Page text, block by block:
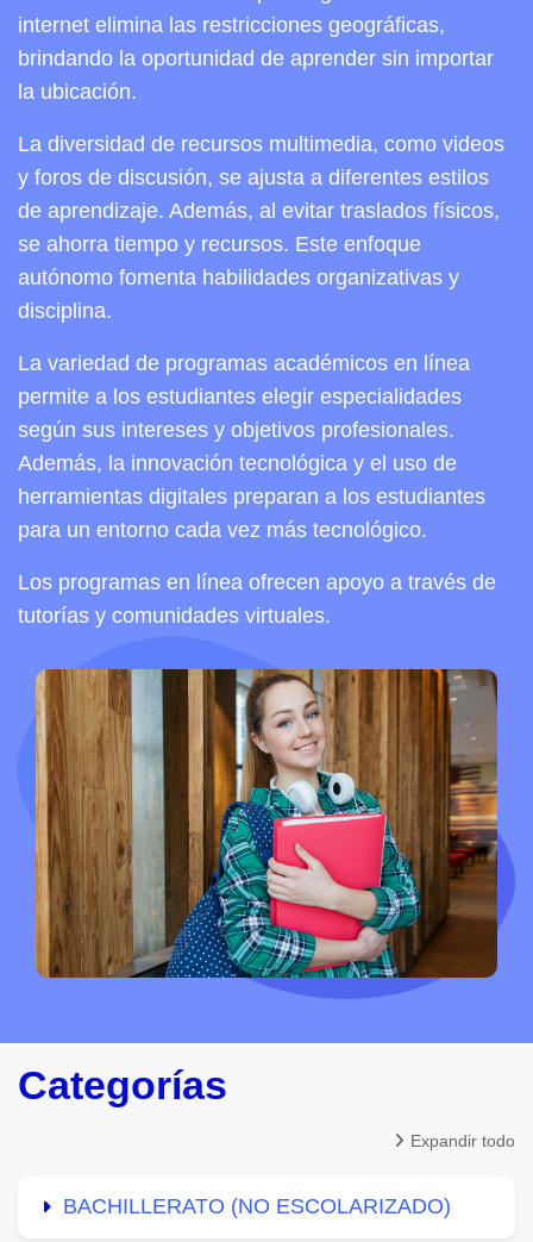
internet elimina las restricciones geográficas,
brindando la oportunidad de aprender sin importar
la ubicación.
La diversidad de recursos multimedia, como videos
y foros de discusión, se ajusta a diferentes estilos
de aprendizaje. Además, al evitar traslados físicos,
se ahorra tiempo y recursos. Este enfoque
autónomo fomenta habilidades organizativas y
disciplina.
La variedad de programas académicos en línea
permite a los estudiantes elegir especialidades
según sus intereses y objetivos profesionales.
Además, la innovación tecnológica y el uso de
herramientas digitales preparan a los estudiantes
para un entorno cada vez más tecnológico.
Los programas en línea ofrecen apoyo a través de
tutorías y comunidades virtuales.
Categorías
Expandir todo
BACHILLERATO (NO ESCOLARIZADO)